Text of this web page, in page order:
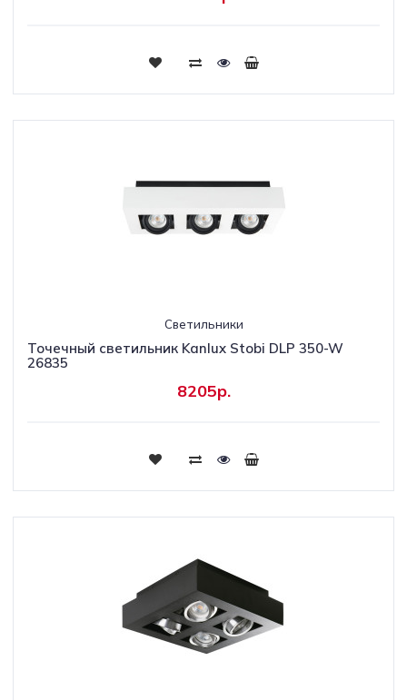
Светильники
Точечный светильник Kanlux Stobi DLP 350-W
26835
8205р.